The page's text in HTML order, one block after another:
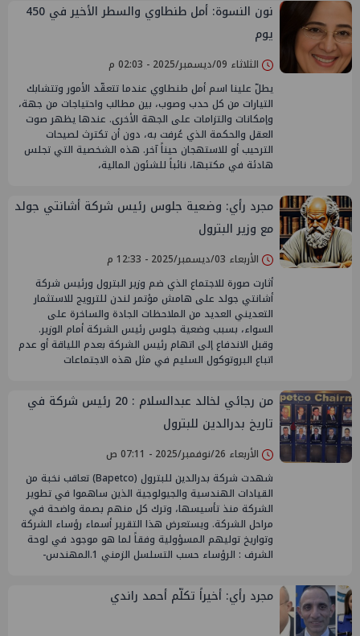
نون النسوة: أمل طنطاوي والسطر الأخير في 450
يوم
الثلاثاء 09/ديسمبر/2025 - 02:03 م
يطلّ علينا اسم أمل طنطاوي عندما تتعقّد الأمور وتتشابك
التيارات من كل حدب وصوب، بين مطالب واحتياجات من جهة،
وإمكانات والتزامات على الجهة الأخرى. عندها يظهر صوت
العقل والحكمة الذي عُرفت به، دون أن تكترث لصيحات
الترحيب أو للاستهجان حيناً آخر. هذه الشخصية التي تجلس
هادئة في مكتبها، نائباً للشئون المالية،
مجرد رأي: وضعية جلوس رئيس شركة أشانتي جولد
مع وزير البترول
الأربعاء 03/ديسمبر/2025 - 12:33 م
أثارت صورة للاجتماع الذي ضم وزير البترول ورئيس شركة
أشانتي جولد على هامش مؤتمر لندن للترويج للاستثمار
التعديني العديد من الملاحظات الجادة والساخرة على
السواء، بسبب وضعية جلوس رئيس الشركة أمام الوزير.
وقبل الاندفاع إلى اتهام رئيس الشركة بعدم اللياقة أو عدم
اتباع البروتوكول السليم في مثل هذه الاجتماعات
من رجائي لخالد عبدالسلام : 20 رئيس شركة في
تاريخ بدرالدين للبترول
الأربعاء 26/نوفمبر/2025 - 07:11 ص
شهدت شركة بدرالدين للبترول (Bapetco) تعاقب نخبة من
القيادات الهندسية والجيولوجية الذين ساهموا في تطوير
الشركة منذ تأسيسها، وترك كل منهم بصمة واضحة في
مراحل الشركة. ويستعرض هذا التقرير أسماء رؤساء الشركة
وتواريخ توليهم المسؤولية وفقاً لما هو موجود في لوحة
الشرف : الرؤساء حسب التسلسل الزمني 1.المهندس-
مجرد رأي: أخيراً تكلّم أحمد راندي